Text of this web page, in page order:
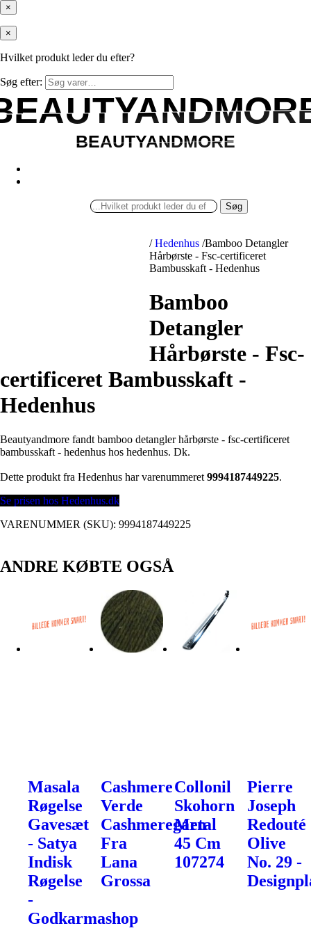
×
×
Hvilket produkt leder du efter?
Søg efter:
BEAUTYANDMORE
BEAUTYANDMORE
Søg
/ Hedenhus /Bamboo Detangler
Hårbørste - Fsc-certificeret
Bambusskaft - Hedenhus
Bamboo
Detangler
Hårbørste - Fsc-
certificeret Bambusskaft -
Hedenhus
Beautyandmore fandt bamboo detangler hårbørste - fsc-certificeret
bambusskaft - hedenhus hos hedenhus. Dk.
Dette produkt fra Hedenhus har varenummeret 9994187449225.
Se prisen hos Hedenhus.dk
VARENUMMER (SKU): 9994187449225
ANDRE KØBTE OGSÅ
Masala
Røgelse
Gavesæt
- Satya
Indisk
Røgelse
-
Godkarmashop
Cashmere
Verde
Cashmeregarn
Fra
Lana
Grossa
Collonil
Skohorn
Metal
45 Cm
107274
Pierre
Joseph
Redouté
Olive
No. 29 -